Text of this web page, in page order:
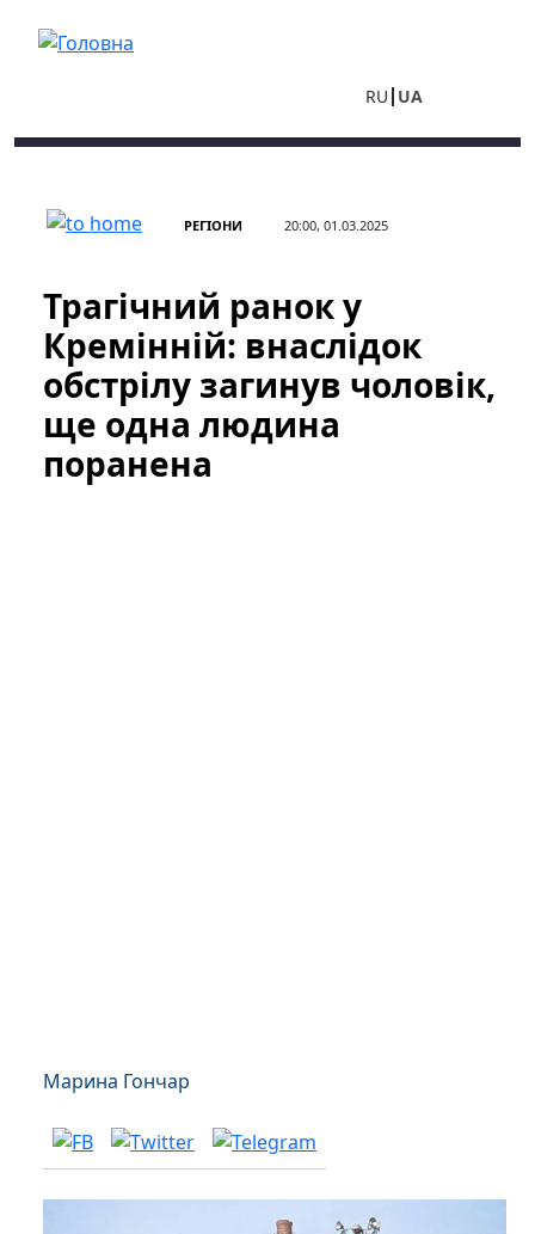
RU UA
РЕГІОНИ 20:00, 01.03.2025
Трагічний ранок у
Кремінній: внаслідок
обстрілу загинув чоловік,
ще одна людина
поранена
Марина Гончар